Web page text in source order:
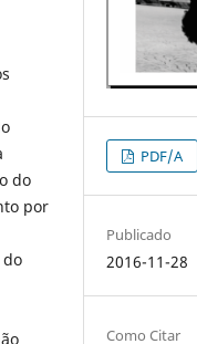
do
por
PDF/A
Publicado
2016-11-28
Como Citar